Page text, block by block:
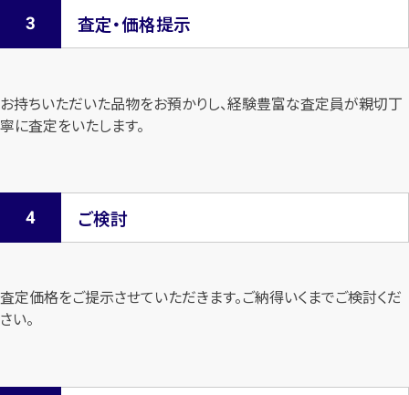
査定・価格提示
お持ちいただいた品物をお預かりし、経験豊富な査定員が親切丁
寧に査定をいたします。
ご検討
査定価格をご提示させていただきます。ご納得いくまでご検討くだ
さい。